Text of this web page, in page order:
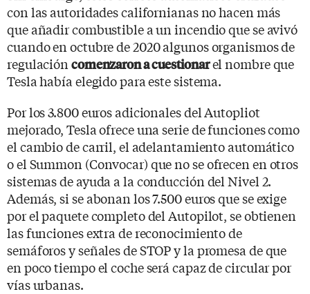
con las autoridades californianas no hacen más
que añadir combustible a un incendio que se avivó
cuando en octubre de 2020 algunos organismos de
regulación comenzaron a cuestionarel nombre que
Tesla había elegido para este sistema.
Por los 3.800 euros adicionales del Autopliot
mejorado, Tesla ofrece una serie de funciones como
el cambio de carril, el adelantamiento automático
o el Summon (Convocar) que no se ofrecen en otros
sistemas de ayuda a la conducción del Nivel 2.
Además, si se abonan los 7.500 euros que se exige
por el paquete completo del Autopilot, se obtienen
las funciones extra de reconocimiento de
semáforos y señales de STOP y la promesa de que
en poco tiempo el coche será capaz de circular por
vías urbanas.